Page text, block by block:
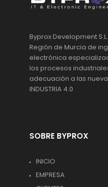
Byprox Development
Región de Murcia de
electrónica
los procesos
adecuación a las
INDUSTRIA 4.0
SOBRE BYPROX
INICIO
EMPRESA